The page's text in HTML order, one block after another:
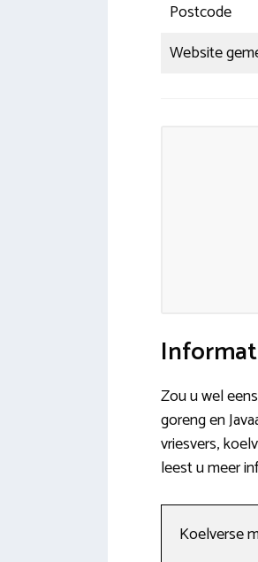
Postcode
Website
Zou u wel
goreng en
vriesvers,
leest u meer
Koelverse